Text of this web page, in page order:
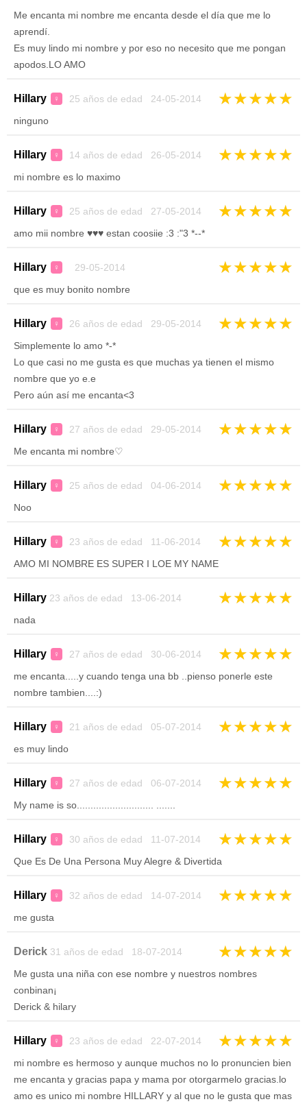
Me encanta mi nombre me encanta desde el día que me lo
aprendí.
Es muy lindo mi nombre y por eso no necesito que me pongan
apodos.LO AMO
Hillary ♀ 25 años de edad 24-05-2014 ★★★★★
ninguno
Hillary ♀ 14 años de edad 26-05-2014 ★★★★★
mi nombre es lo maximo
Hillary ♀ 25 años de edad 27-05-2014 ★★★★★
amo mii nombre ♥♥♥ estan coosiie :3 :"3 *--*
Hillary ♀ 29-05-2014 ★★★★★
que es muy bonito nombre
Hillary ♀ 26 años de edad 29-05-2014 ★★★★★
Simplemente lo amo *-*
Lo que casi no me gusta es que muchas ya tienen el mismo
nombre que yo e.e
Pero aún así me encanta<3
Hillary ♀ 27 años de edad 29-05-2014 ★★★★★
Me encanta mi nombre♡
Hillary ♀ 25 años de edad 04-06-2014 ★★★★★
Noo
Hillary ♀ 23 años de edad 11-06-2014 ★★★★★
AMO MI NOMBRE ES SUPER I LOE MY NAME
Hillary 23 años de edad 13-06-2014 ★★★★★
nada
Hillary ♀ 27 años de edad 30-06-2014 ★★★★★
me encanta.....y cuando tenga una bb ..pienso ponerle este
nombre tambien....:)
Hillary ♀ 21 años de edad 05-07-2014 ★★★★★
es muy lindo
Hillary ♀ 27 años de edad 06-07-2014 ★★★★★
My name is so............................ .......
Hillary ♀ 30 años de edad 11-07-2014 ★★★★★
Que Es De Una Persona Muy Alegre & Divertida
Hillary ♀ 32 años de edad 14-07-2014 ★★★★★
me gusta
Derick 31 años de edad 18-07-2014 ★★★★★
Me gusta una niña con ese nombre y nuestros nombres
conbinan¡
Derick & hilary
Hillary ♀ 23 años de edad 22-07-2014 ★★★★★
mi nombre es hermoso y aunque muchos no lo pronuncien bien
me encanta y gracias papa y mama por otorgarmelo gracias.lo
amo es unico mi nombre HILLARY y al que no le gusta que mas